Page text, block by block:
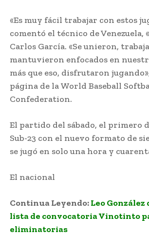
«Es muy fácil trabajar con estos
comentó el técnico de Venezuela,
Carlos García. «Se unieron,
mantuvieron enfocados en
más que eso, disfrutaron
página de la World Baseball
Confederation.
El partido del sábado, el primero
Sub-23 con el nuevo formato de
se jugó en solo una hora y
El nacional
Continua Leyendo:Leo González
lista de convocatoria Vinotinto
eliminatorias